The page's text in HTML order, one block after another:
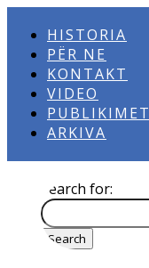
HISTORIA
PËR NE
KONTAKT
VIDEO
PUBLIKIMET
ARKIVA
Search for: